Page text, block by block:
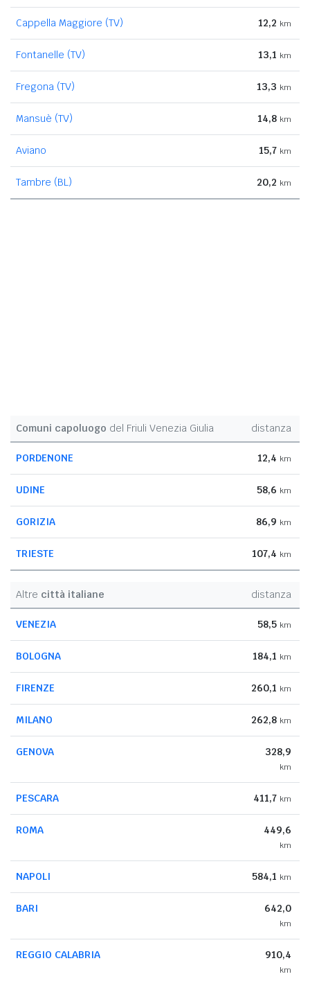
Cappella Maggiore (TV) 12,2 km
Fontanelle (TV) 13,1 km
Fregona (TV) 13,3 km
Mansuè (TV) 14,8 km
Aviano 15,7 km
Tambre (BL) 20,2 km
Comuni capoluogo del Friuli Venezia Giulia distanza
PORDENONE 12,4 km
UDINE 58,6 km
GORIZIA 86,9 km
TRIESTE 107,4 km
Altre città italiane distanza
VENEZIA 58,5 km
BOLOGNA 184,1 km
FIRENZE 260,1 km
MILANO 262,8 km
GENOVA 328,9
km
PESCARA 411,7 km
ROMA 449,6
km
NAPOLI 584,1 km
BARI 642,0
km
REGGIO CALABRIA 910,4
km